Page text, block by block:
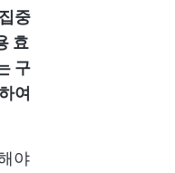
중
효
구
여
야